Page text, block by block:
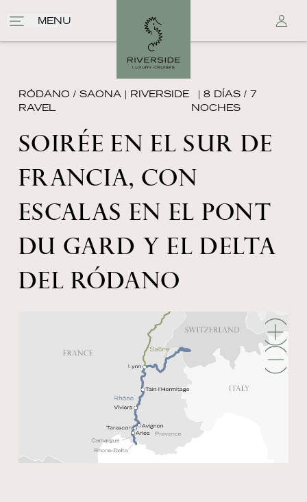
MENU
RÓDANO / SAONA | RIVERSIDE
RAVEL
| 8 DÍAS / 7
NOCHES
SOIRÉE EN EL SUR DE
FRANCIA, CON
ESCALAS EN EL PONT
DU GARD Y EL DELTA
DEL RÓDANO